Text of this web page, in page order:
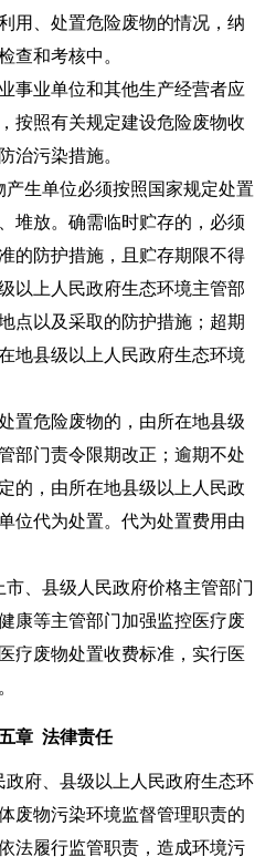
用、处置危险废物的情况，纳
查和考核中。
事业单位和其他生产经营者应
按照有关规定建设危险废物收
治污染措施。
生单位必须按照国家规定处置
堆放。确需临时贮存的，必须
的防护措施，且贮存期限不得
以上人民政府生态环境主管部
点以及采取的防护措施；超期
地县级以上人民政府生态环境
置危险废物的，由所在地县级
部门责令限期改正；逾期不处
的，由所在地县级以上人民政
位代为处置。代为处置费用由
、县级人民政府价格主管部门
康等主管部门加强监控医疗废
疗废物处置收费标准，实行医
章 法律责任
府、县级以上人民政府生态环
废物污染环境监督管理职责的
法履行监管职责，造成环境污